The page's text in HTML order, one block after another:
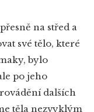
na střed a
své tělo, které
bylo
po jeho
dalších
těla nezvyklým